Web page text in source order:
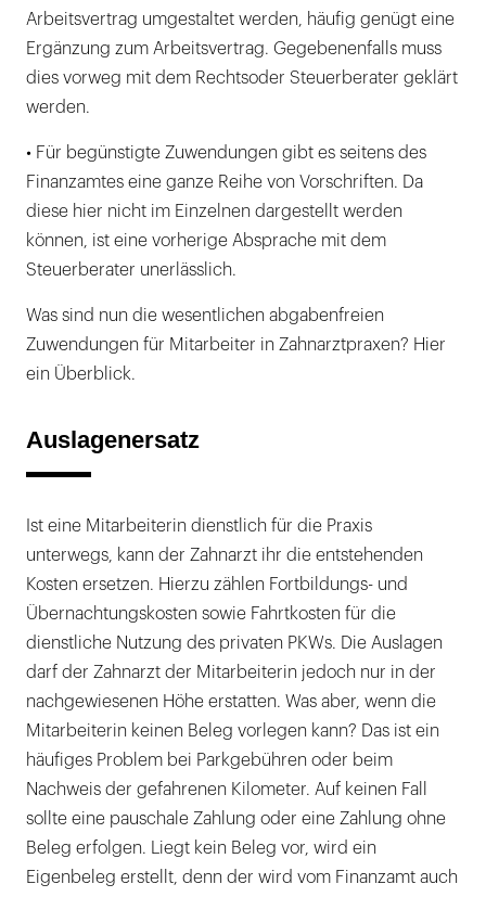
Arbeitsvertrag umgestaltet werden, häufig genügt eine
Ergänzung zum Arbeitsvertrag. Gegebenenfalls muss
dies vorweg mit dem Rechtsoder Steuerberater geklärt
werden.
• Für begünstigte Zuwendungen gibt es seitens des
Finanzamtes eine ganze Reihe von Vorschriften. Da
diese hier nicht im Einzelnen dargestellt werden
können, ist eine vorherige Absprache mit dem
Steuerberater unerlässlich.
Was sind nun die wesentlichen abgabenfreien
Zuwendungen für Mitarbeiter in Zahnarztpraxen? Hier
ein Überblick.
Auslagenersatz
Ist eine Mitarbeiterin dienstlich für die Praxis
unterwegs, kann der Zahnarzt ihr die entstehenden
Kosten ersetzen. Hierzu zählen Fortbildungs- und
Übernachtungskosten sowie Fahrtkosten für die
dienstliche Nutzung des privaten PKWs. Die Auslagen
darf der Zahnarzt der Mitarbeiterin jedoch nur in der
nachgewiesenen Höhe erstatten. Was aber, wenn die
Mitarbeiterin keinen Beleg vorlegen kann? Das ist ein
häufiges Problem bei Parkgebühren oder beim
Nachweis der gefahrenen Kilometer. Auf keinen Fall
sollte eine pauschale Zahlung oder eine Zahlung ohne
Beleg erfolgen. Liegt kein Beleg vor, wird ein
Eigenbeleg erstellt, denn der wird vom Finanzamt auch